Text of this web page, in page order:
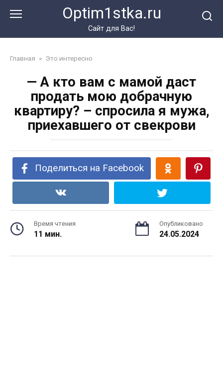
Optim1stka.ru
Сайт для Вас!
Главная » Это интересно
— А кто вам с мамой даст
продать мою добрачную
квартиру? – спросила я мужа,
приехавшего от свекрови
Поделиться на Facebook
Время чтения
11 мин.
Опубликовано
24.05.2024